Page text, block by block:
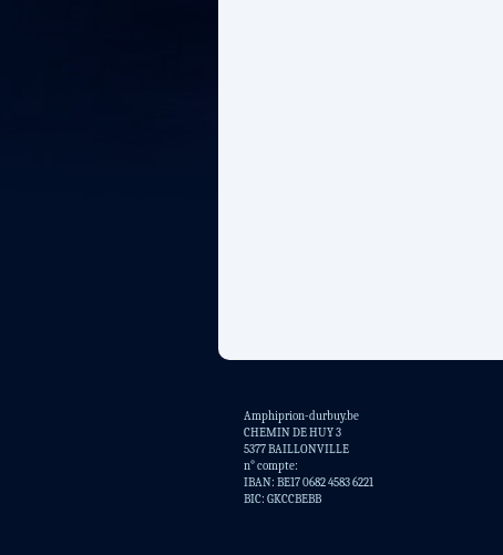
Amphiprion-durbuy.be
CHEMIN DE HUY 3
5377 BAILLONVILLE
n° compte:
IBAN: BE17 0682 4583 6221
BIC: GKCCBEBB